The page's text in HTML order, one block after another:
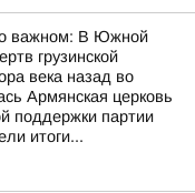
важном: В Южной
грузинской
века назад во
Армянская церковь
поддержки партии
итоги...